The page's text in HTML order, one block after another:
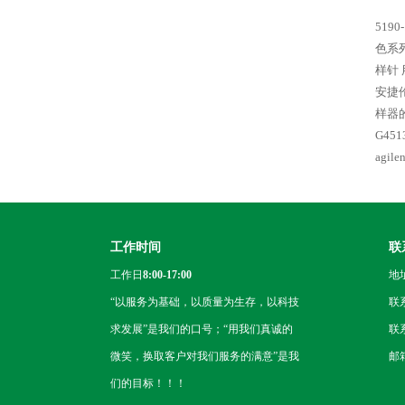
色系
样针
安捷
样器
工作时间
工作日 8:00-17:00
“以服务为基础，以质量为生存，以科技
求发展”是我们的口号；“用我们真诚的
微笑，换取客户对我们服务的满意”是我
们的目标！！！
联
地
联
联
邮